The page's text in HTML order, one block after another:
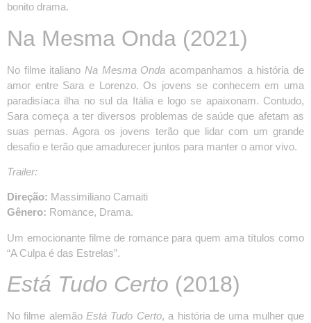
bonito drama.
Na Mesma Onda (2021)
No filme italiano Na Mesma Onda acompanhamos a história de
amor entre Sara e Lorenzo. Os jovens se conhecem em uma
paradisíaca ilha no sul da Itália e logo se apaixonam. Contudo,
Sara começa a ter diversos problemas de saúde que afetam as
suas pernas. Agora os jovens terão que lidar com um grande
desafio e terão que amadurecer juntos para manter o amor vivo.
Trailer:
Direção: Massimiliano Camaiti
Gênero: Romance, Drama.
Um emocionante filme de romance para quem ama títulos como
“A Culpa é das Estrelas”.
Está Tudo Certo (2018)
No filme alemão Está Tudo Certo, a história de uma mulher que